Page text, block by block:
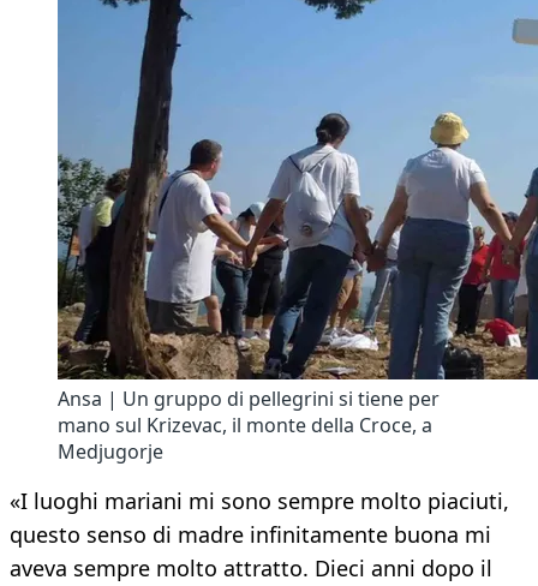
Ansa | Un gruppo di pellegrini si tiene per
mano sul Krizevac, il monte della Croce, a
Medjugorje
«I luoghi mariani mi sono sempre molto piaciuti,
questo senso di madre infinitamente buona mi
aveva sempre molto attratto. Dieci anni dopo il